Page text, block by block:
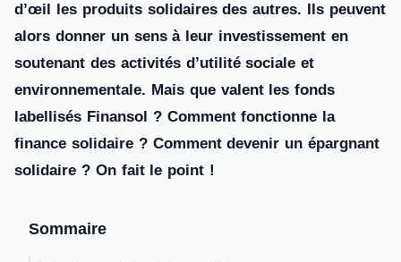
d’œil les produits solidaires des autres. Ils peuvent
alors donner un sens à leur investissement en
soutenant des activités d’utilité sociale et
environnementale. Mais que valent les fonds
labellisés Finansol ? Comment fonctionne la
finance solidaire ? Comment devenir un épargnant
solidaire ? On fait le point !
Sommaire